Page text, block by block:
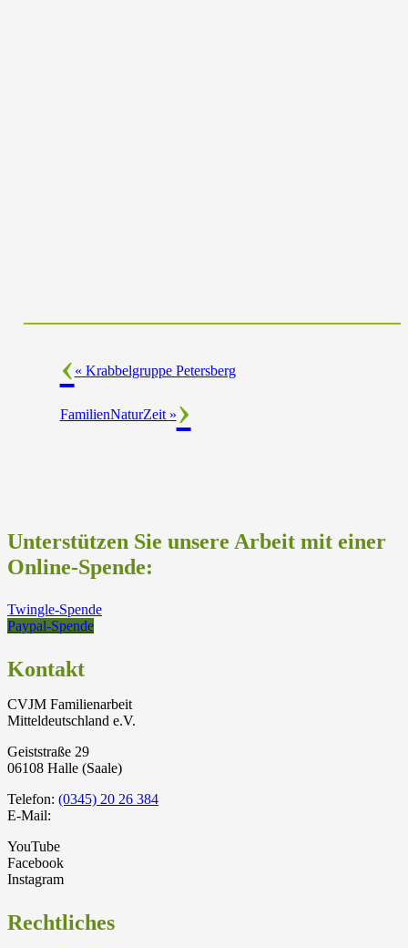
« Krabbelgruppe Petersberg
FamilienNaturZeit »
Unterstützen Sie unsere Arbeit mit einer
Online-Spende:
Twingle-Spende
Paypal-Spende
Kontakt
CVJM Familienarbeit
Mitteldeutschland e.V.
Geiststraße 29
06108 Halle (Saale)
Telefon: (0345) 20 26 384
E-Mail:
YouTube
Facebook
Instagram
Rechtliches